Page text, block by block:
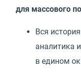
для массового
Вся
аналитика
в едином